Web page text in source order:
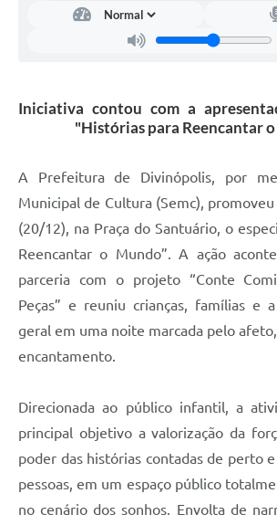
Iniciativa contou com a
"Histórias para Reencantar
A Prefeitura de Divinópolis, por
Municipal de Cultura (Semc),
(20/12), na Praça do Santuário, o
Reencantar o Mundo”. A ação
parceria com o projeto “Conte
Peças” e reuniu crianças, famílias e
geral em uma noite marcada pelo
encantamento.
Direcionada ao público infantil, a
principal objetivo a valorização da
poder das histórias contadas de perto
pessoas, em um espaço público
no cenário dos sonhos. Envolta de